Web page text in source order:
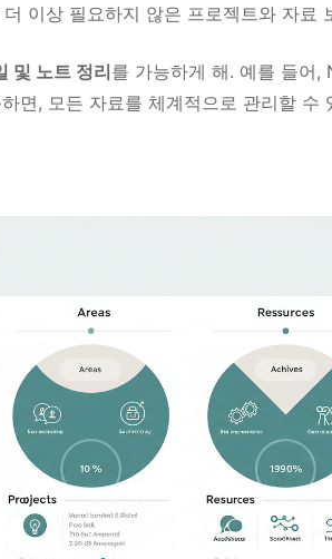
더 이상 필요하지 않은 프로젝트와 자료
및 노트 정리를 가능하게 해. 예를 들어
면, 모든 자료를 체계적으로 관리할 수